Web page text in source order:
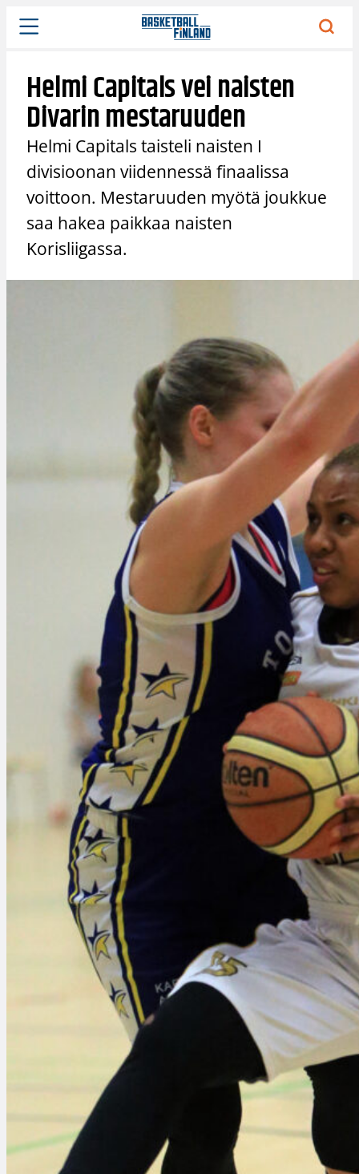
Siirry
sisältöön
Helmi Capitals vei naisten
Divarin mestaruuden
Helmi Capitals taisteli naisten I
divisioonan viidennessä finaalissa
voittoon. Mestaruuden myötä joukkue
saa hakea paikkaa naisten
Korisliigassa.